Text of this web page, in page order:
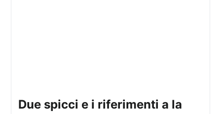
due spicci e i riferimenti a la